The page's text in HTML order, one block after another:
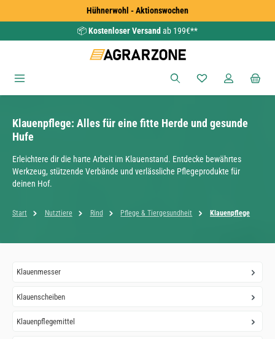
Zum Hauptinhalt springenHühnerwohl - Aktionswochen
📦Kostenloser Versand ab 199€**
Du hast 0
Klauenpflege: Alles für eine fitte Herde und gesunde
Hufe
Erleichtere dir die harte Arbeit im Klauenstand. Entdecke bewährtes
Werkzeug, stützende Verbände und verlässliche Pflegeprodukte für
deinen Hof.
Start Nutztiere Rind Pflege & Tiergesundheit Klauenpflege
Klauenmesser
Klauenscheiben
Klauenpflegemittel